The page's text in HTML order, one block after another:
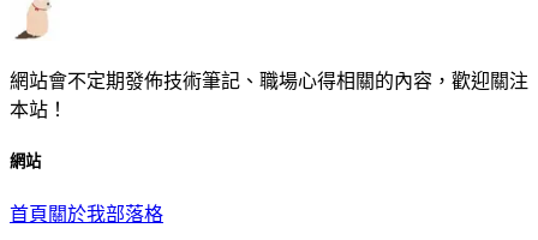
網站會不定期發佈技術筆記、職場心得相關的內容，歡迎關注
本站！
網站
首頁 關於我部落格